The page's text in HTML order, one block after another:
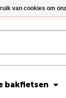
Silent Core nu
bakfietsen
van cookies om